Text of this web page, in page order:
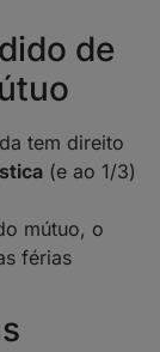
de
tem direito
(e ao 1/3)
mútuo, o
férias